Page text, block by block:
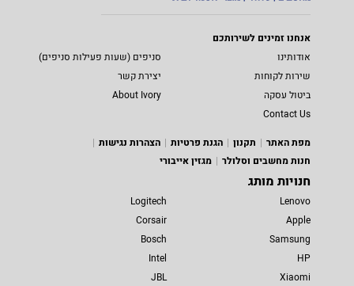
אנחנו זמינים לשירותכם
אודותינו
סניפים (שעות פעילות סניפים)
שירות לקוחות
יצירת קשר
ביטול עסקה
About Ivory
Contact Us
מפת האתר
תקנון הגנת פרטיות
הצהרות נגישות
חנות מחשבים וסלולר
מגזין אייבורי
חנויות מותג
Lenovo
Apple
Samsung
HP
Xiaomi
Logitech
Corsair
Bosch
Intel
JBL